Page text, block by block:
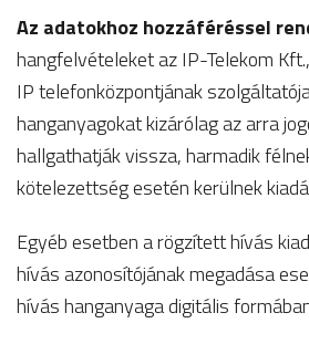
Az adatokhoz hozzáféréssel
hangfelvételeket az IP-Telekom
IP telefonközpontjának
hanganyagokat kizárólag az arra
hallgathatják vissza, harmadik
kötelezettség esetén kerülnek
Egyéb esetben a rögzített hívás
hívás azonosítójának megadása
hívás hanganyaga digitális